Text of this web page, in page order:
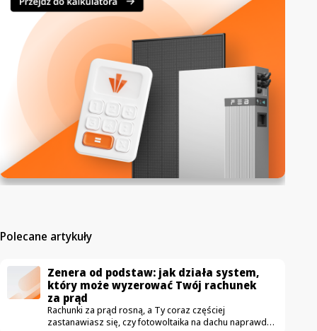
Polecane artykuły
Zenera od podstaw: jak działa system,
który może wyzerować Twój rachunek
za prąd
Rachunki za prąd rosną, a Ty coraz częściej
zastanawiasz się, czy fotowoltaika na dachu naprawdę